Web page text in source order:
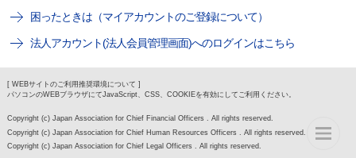
困ったときは（マイアカウントのご登録について）
法人アカウント(法人会員管理画面)へのログインはこちら
[ WEBサイトのご利用推奨環境について ]
パソコンのWEBブラウザにてJavaScript、CSS、COOKIEを有効にしてご利用ください。
Copyright (c) Japan Association for Chief Financial Officers . All rights reserved.
Copyright (c) Japan Association for Chief Human Resources Officers . All rights reserved.
Copyright (c) Japan Association for Chief Legal Officers . All rights reserved.